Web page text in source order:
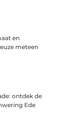
en
meteen
ontdek de
Ede